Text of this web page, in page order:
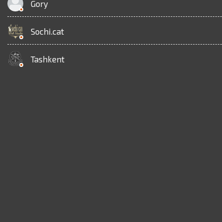
Gory
Sochi.cat
Tashkent